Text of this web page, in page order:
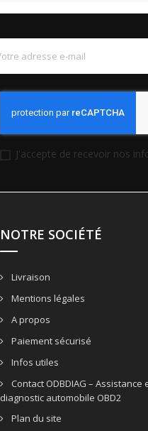
J'accepte de recevoir nos
NOTRE SOCIÉTÉ
Livraison
Mentions légales
A propos
Paiement sécurisé
Infos utiles
Contact ODBDIAG –
diagnostic automobile OBD2
Plan du site